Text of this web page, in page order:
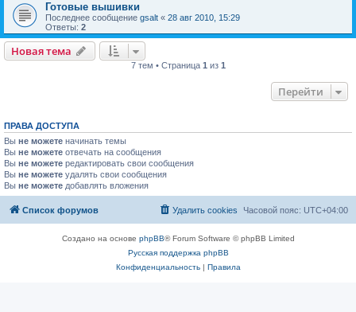
Готовые вышивки
Последнее сообщение gsalt « 28 авг 2010, 15:29
Ответы: 2
Новая тема
7 тем • Страница 1 из 1
Перейти
ПРАВА ДОСТУПА
Вы не можете начинать темы
Вы не можете отвечать на сообщения
Вы не можете редактировать свои сообщения
Вы не можете удалять свои сообщения
Вы не можете добавлять вложения
Список форумов Часовой пояс: UTC+04:00
Удалить cookies
Создано на основе phpBB® Forum Software © phpBB Limited
Русская поддержка phpBB
Конфиденциальность| Правила